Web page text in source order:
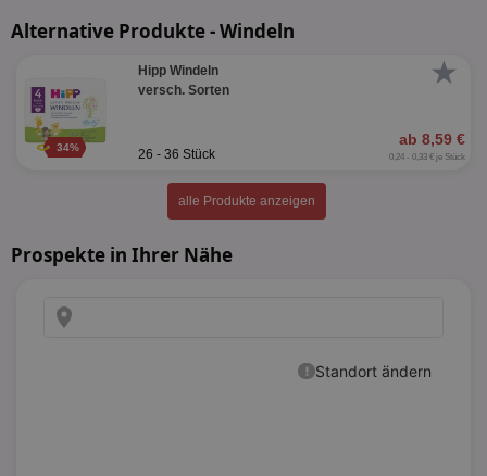
Alternative Produkte - Windeln
★
34%
Hipp Windeln
versch. Sorten
ab 8,59 €
26 - 36 Stück 0,24 - 0,33 € je Stück
alle Produkte anzeigen
Prospekte in Ihrer Nähe